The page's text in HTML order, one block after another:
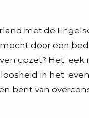
met de
door een
opzet? Het leek
in het
bent van